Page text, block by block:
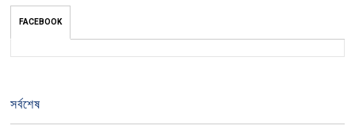
FACEBOOK
সর্বশেষ